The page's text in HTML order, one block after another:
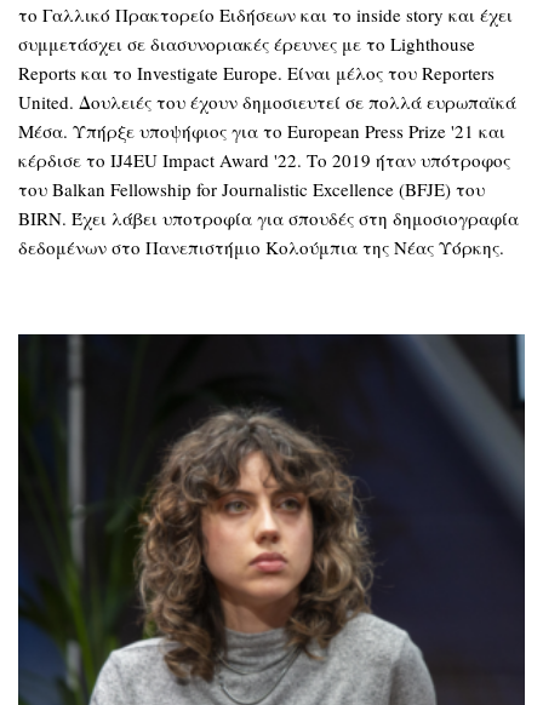
το Γαλλικό Πρακτορείο Ειδήσεων και το inside story και έχει
συμμετάσχει σε διασυνοριακές έρευνες με το Lighthouse
Reports και το Investigate Europe. Είναι μέλος του Reporters
United. Δουλειές του έχουν δημοσιευτεί σε πολλά ευρωπαϊκά
Μέσα. Υπήρξε υποψήφιος για το European Press Prize '21 και
κέρδισε το IJ4EU Impact Award '22. Το 2019 ήταν υπότροφος
του Balkan Fellowship for Journalistic Excellence (BFJE) του
BIRN. Έχει λάβει υποτροφία για σπουδές στη δημοσιογραφία
δεδομένων στο Πανεπιστήμιο Κολούμπια της Νέας Υόρκης.